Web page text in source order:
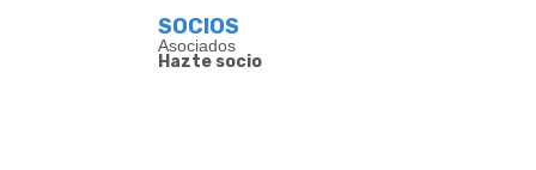
SOCIOS
Asociados
Hazte socio